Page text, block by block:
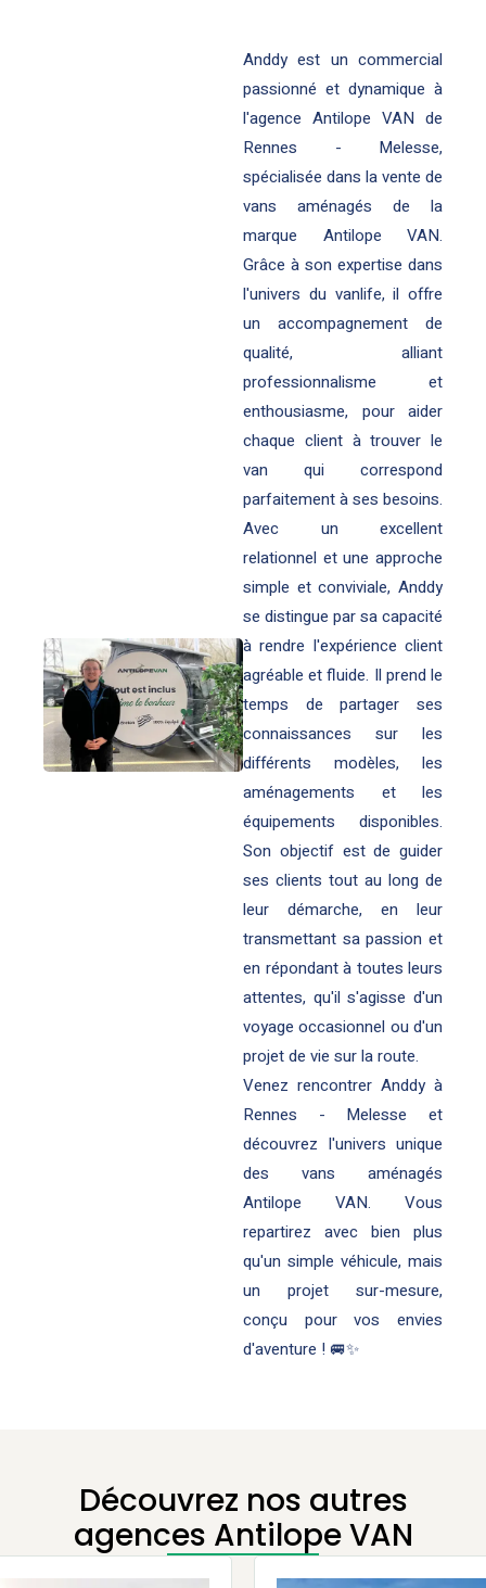
Anddy est un commercial
passionné et dynamique à
l'agence Antilope VAN de
Rennes - Melesse,
spécialisée dans la vente de
vans aménagés de la
marque Antilope VAN.
Grâce à son expertise dans
l'univers du vanlife, il offre
un accompagnement de
qualité, alliant
professionnalisme et
enthousiasme, pour aider
chaque client à trouver le
van qui correspond
parfaitement à ses besoins.
Avec un excellent
relationnel et une approche
simple et conviviale, Anddy
se distingue par sa capacité
à rendre l'expérience client
agréable et fluide. Il prend le
temps de partager ses
connaissances sur les
différents modèles, les
aménagements et les
équipements disponibles.
Son objectif est de guider
ses clients tout au long de
leur démarche, en leur
transmettant sa passion et
en répondant à toutes leurs
attentes, qu'il s'agisse d'un
voyage occasionnel ou d'un
projet de vie sur la route.
Venez rencontrer Anddy à
Rennes - Melesse et
découvrez l'univers unique
des vans aménagés
Antilope VAN. Vous
repartirez avec bien plus
qu'un simple véhicule, mais
un projet sur-mesure,
conçu pour vos envies
d'aventure ! 🚐✨
Découvrez nos autres
agences Antilope VAN